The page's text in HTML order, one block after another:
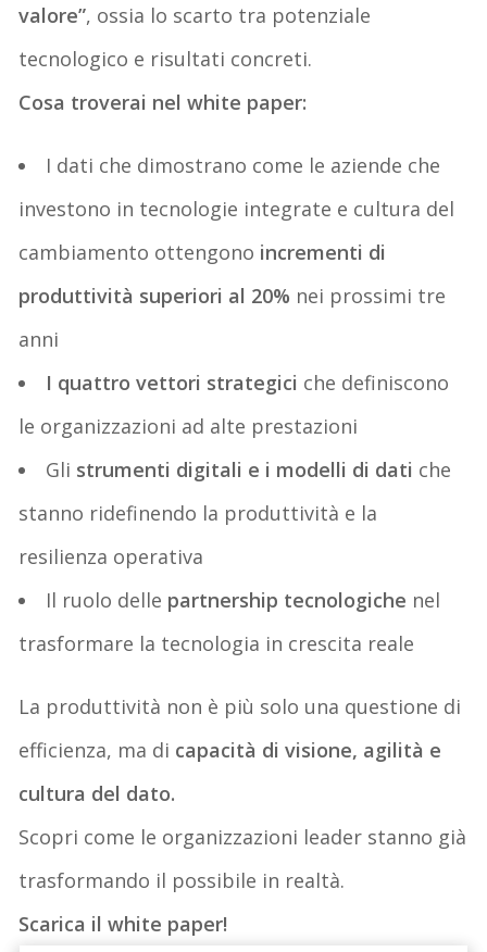
valore”, ossia lo scarto tra potenziale
tecnologico e risultati concreti.
Cosa troverai nel white paper:
I dati che dimostrano come le aziende che
investono in tecnologie integrate e cultura del
cambiamento ottengono incrementi di
produttività superiori al 20% nei prossimi tre
anni
I quattro vettori strategici che definiscono
le organizzazioni ad alte prestazioni
Gli strumenti digitali e i modelli di dati che
stanno ridefinendo la produttività e la
resilienza operativa
Il ruolo delle partnership tecnologiche nel
trasformare la tecnologia in crescita reale
La produttività non è più solo una questione di
efficienza, ma di capacità di visione, agilità e
cultura del dato.
Scopri come le organizzazioni leader stanno già
trasformando il possibile in realtà.
Scarica il white paper!